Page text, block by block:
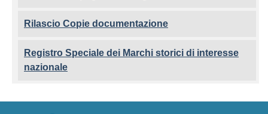
Rilascio Copie documentazione
Registro Speciale dei Marchi storici di interesse
nazionale